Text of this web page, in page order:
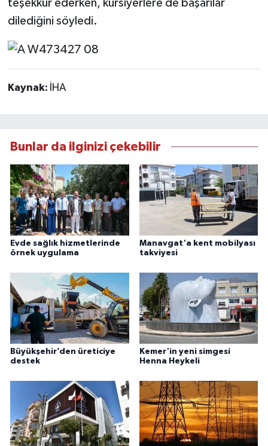
teşekkür ederken, kursiyerlere de başarılar
dilediğini söyledi.
Kaynak: İHA
Bunlar da ilginizi çekebilir
Evde sağlık hizmetlerinde
örnek uygulama
Manavgat'a kent mobilyası
takviyesi
Büyükşehir’den üreticiye
destek
Kemer'in yeni simgesi
Henna Heykeli